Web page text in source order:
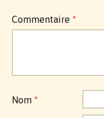
Commentaire *
Nom *